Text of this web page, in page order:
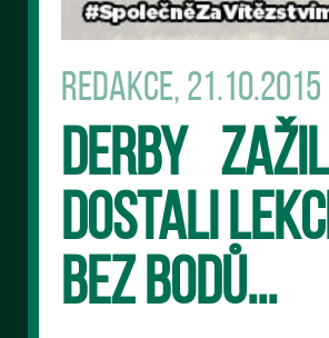
Redakce, 21.10.2015
Derby
dostali
bez bodů...